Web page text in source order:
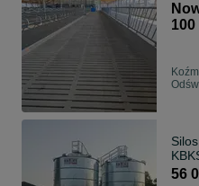
100
Silos
56